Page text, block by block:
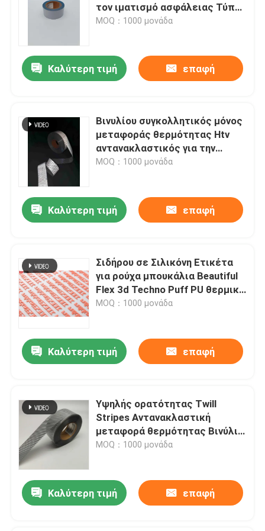
τον ιματισμό ασφάλειας Τύπου
θερμότητας
MOQ：1000 μονάδα
Καλύτερη τιμή επαφή
Βινυλίου συγκολλητικός μόνος
μεταφοράς θερμότητας Htv
αντανακλαστικός για την
ενδυμασία της αναδρομικής
MOQ：1000 μονάδα
Καλύτερη τιμή επαφή
Σιδήρου σε Σιλικόνη Ετικέτα
για ρούχα μπουκάλια Beautiful
Flex 3d Techno Puff PU θερμική
πρέσα
MOQ：1000 μονάδα
Καλύτερη τιμή επαφή
Υψηλής ορατότητας Twill
Stripes Αντανακλαστική
μεταφορά θερμότητας Βινύλιο
αυτοκόλλητο για ρούχα Retro
MOQ：1000 μονάδα
Καλύτερη τιμή επαφή